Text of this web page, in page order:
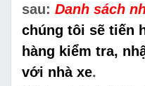
sau: Danh sách
chúng tôi sẽ tiến
hàng kiểm tra,
với nhà xe.